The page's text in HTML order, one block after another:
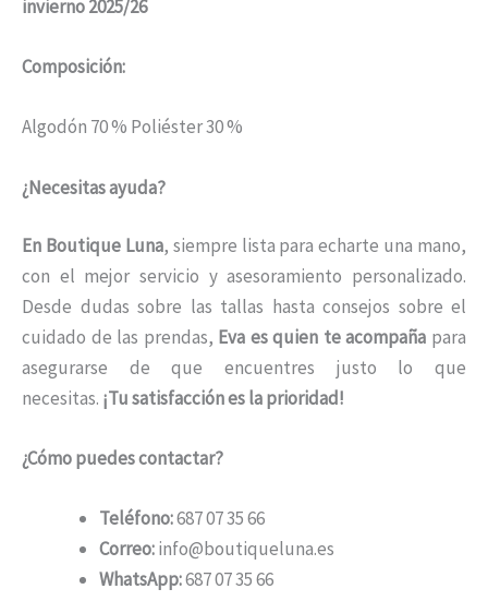
invierno 2025/26
Composición:
Algodón 70 % Poliéster 30 %
¿Necesitas ayuda?
En Boutique Luna, siempre lista para echarte una mano,
con el mejor servicio y asesoramiento personalizado.
Desde dudas sobre las tallas hasta consejos sobre el
cuidado de las prendas, Eva es quien te acompaña para
asegurarse de que encuentres justo lo que
necesitas. ¡Tu satisfacción es la prioridad!
¿Cómo puedes contactar?
Teléfono:687 07 35 66
Correo:info@boutiqueluna.es
WhatsApp:687 07 35 66